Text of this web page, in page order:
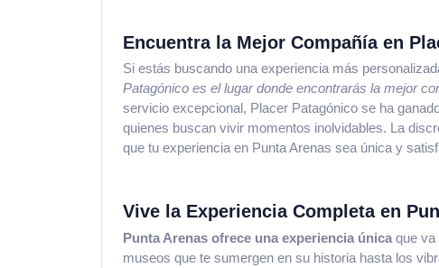
Encuentra la Mejor Compañía en
Si estás buscando una experiencia más
Patagónico es el lugar donde encontrarás la mejor
servicio excepcional, Placer Patagónico se ha
quienes buscan vivir momentos inolvidables. La
que tu experiencia en Punta Arenas sea única y
Vive la Experiencia Completa en
Punta Arenas ofrece una experiencia únicaque va
museos que te sumergen en su historia hasta los